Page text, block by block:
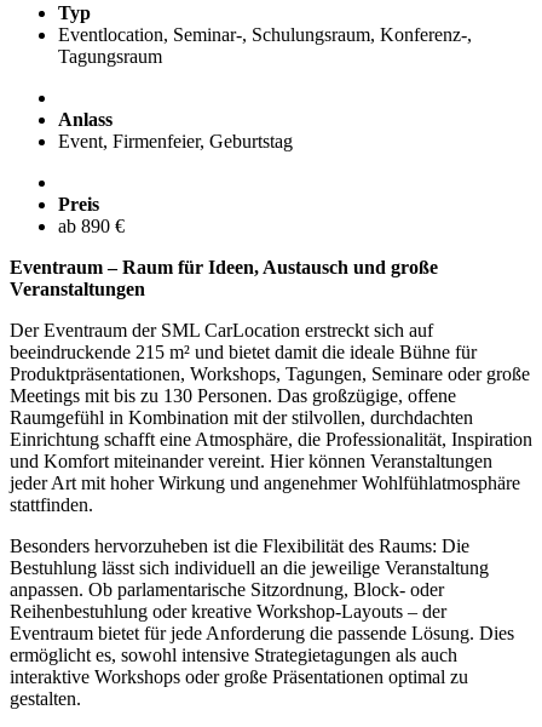
Typ
Eventlocation, Seminar-, Schulungsraum, Konferenz-,
Tagungsraum
Anlass
Event, Firmenfeier, Geburtstag
Preis
ab 890 €
Eventraum – Raum für Ideen, Austausch und große
Veranstaltungen
Der Eventraum der SML CarLocation erstreckt sich auf
beeindruckende 215 m² und bietet damit die ideale Bühne für
Produktpräsentationen, Workshops, Tagungen, Seminare oder große
Meetings mit bis zu 130 Personen. Das großzügige, offene
Raumgefühl in Kombination mit der stilvollen, durchdachten
Einrichtung schafft eine Atmosphäre, die Professionalität, Inspiration
und Komfort miteinander vereint. Hier können Veranstaltungen
jeder Art mit hoher Wirkung und angenehmer Wohlfühlatmosphäre
stattfinden.
Besonders hervorzuheben ist die Flexibilität des Raums: Die
Bestuhlung lässt sich individuell an die jeweilige Veranstaltung
anpassen. Ob parlamentarische Sitzordnung, Block- oder
Reihenbestuhlung oder kreative Workshop-Layouts – der
Eventraum bietet für jede Anforderung die passende Lösung. Dies
ermöglicht es, sowohl intensive Strategietagungen als auch
interaktive Workshops oder große Präsentationen optimal zu
gestalten.